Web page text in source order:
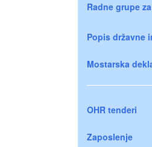
Radne grupe
Popis državne
Mostarska
OHR tenderi
Zaposlenje